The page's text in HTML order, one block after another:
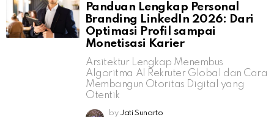
Panduan Lengkap Personal
Branding LinkedIn 2026: Dari
Optimasi Profil sampai
Monetisasi Karier
Arsitektur Lengkap Menembus
Algoritma AI Rekruter Global dan Cara
Membangun Otoritas Digital yang
Otentik
by Jati Sunarto